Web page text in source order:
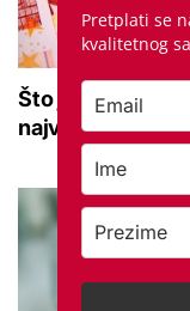
Što je prinos i
najvažnijih
Pretplati se
kvalitetnog